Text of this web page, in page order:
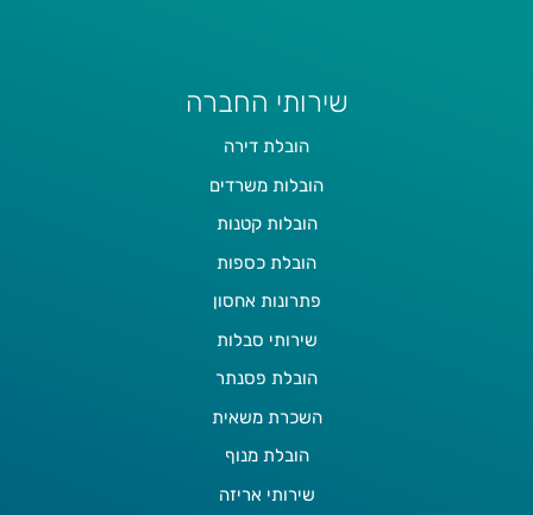
שירותי החברה
הובלת דירה
הובלות משרדים
הובלות קטנות
הובלת כספות
פתרונות אחסון
שירותי סבלות
הובלת פסנתר
השכרת משאית
הובלת מנוף
שירותי אריזה